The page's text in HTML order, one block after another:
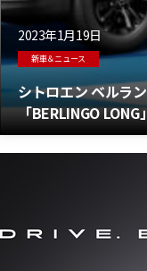
2023年1月19日
新車＆ニュース
シトロエン ベルラ
「BERLINGO LONG